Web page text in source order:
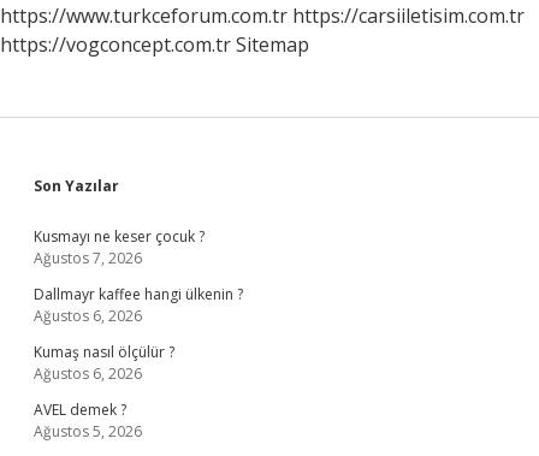
https://www.turkceforum.com.tr https://carsiiletisim.com.tr
https://vogconcept.com.trSitemap
Sidebar
Son Yazılar
Kusmayı ne keser çocuk ?
Ağustos 7, 2026
Dallmayr kaffee hangi ülkenin ?
Ağustos 6, 2026
Kumaş nasıl ölçülür ?
Ağustos 6, 2026
AVEL demek ?
Ağustos 5, 2026